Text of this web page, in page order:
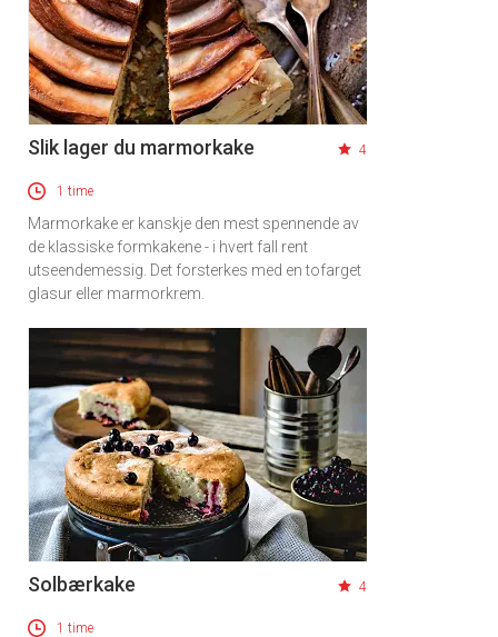
Slik lager du marmorkake 4
1 time
Marmorkake er kanskje den mest spennende av
de klassiske formkakene - i hvert fall rent
utseendemessig. Det forsterkes med en tofarget
glasur eller marmorkrem.
Solbærkake 4
1 time